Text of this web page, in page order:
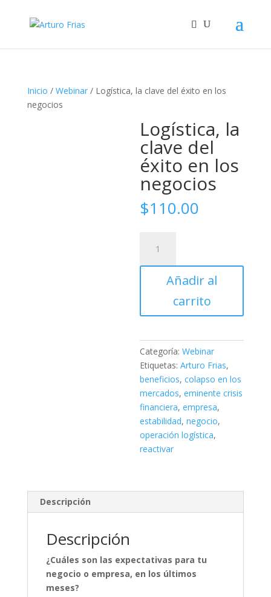
Inicio / Webinar/ Logística, la clave del éxito en los
negocios
Logística, la
clave del
éxito en los
negocios
$110.00
clave
cantidad
Añadir al
carrito
Categoría:Webinar
Etiquetas:Arturo Frias,
beneficios,colapso en los
mercados,eminente crisis
financiera,empresa,
estabilidad,negocio,
operación logística,
reactivar
Descripción
Descripción
¿Cuáles son las expectativas para tu
negocio o empresa, en los últimos
meses?